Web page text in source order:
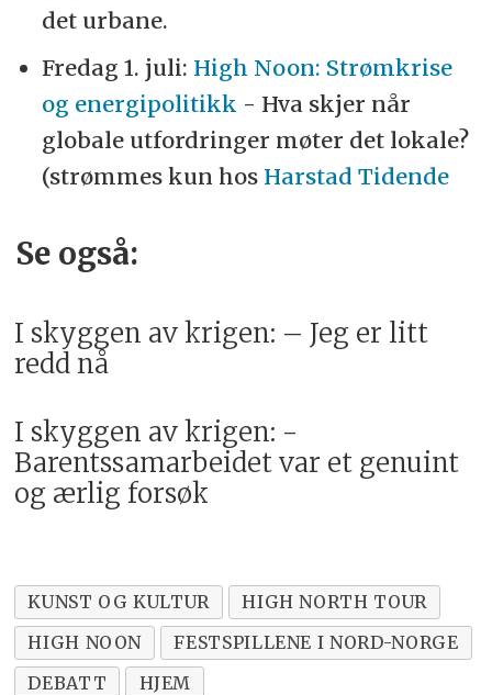
det urbane.
Fredag 1. juli: High Noon: Strømkrise
og energipolitikk - Hva skjer når
globale utfordringer møter det lokale?
(strømmes kun hos Harstad Tidende
Se også:
I skyggen av krigen: – Jeg er litt
redd nå
I skyggen av krigen: -
Barentssamarbeidet var et genuint
og ærlig forsøk
KUNST OG KULTUR
HIGH NORTH TOUR
HIGH NOON
FESTSPILLENE I NORD-NORGE
DEBATT
HJEM